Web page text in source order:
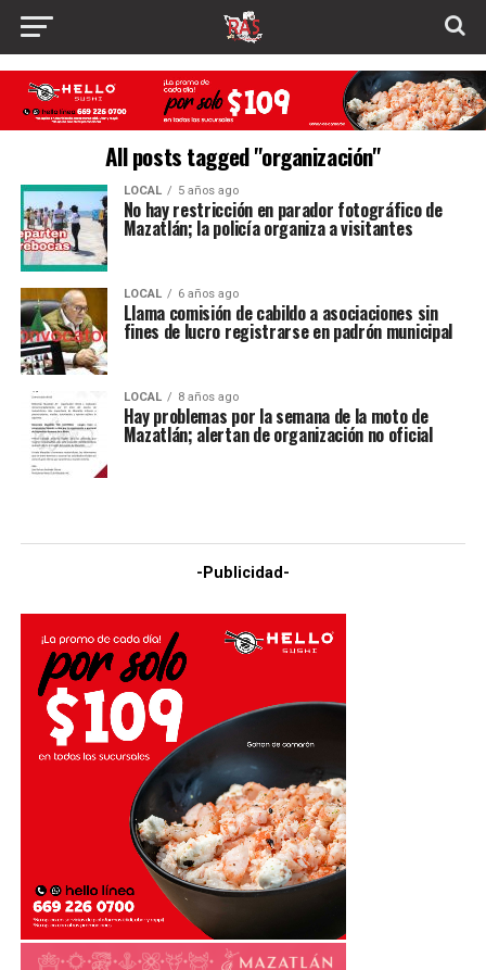
All posts tagged "organización"
LOCAL 5 años ago
No hay restricción en parador fotográfico de
Mazatlán; la policía organiza a visitantes
LOCAL 6 años ago
Llama comisión de cabildo a asociaciones sin
fines de lucro registrarse en padrón municipal
LOCAL 8 años ago
Hay problemas por la semana de la moto de
Mazatlán; alertan de organización no oficial
-Publicidad-